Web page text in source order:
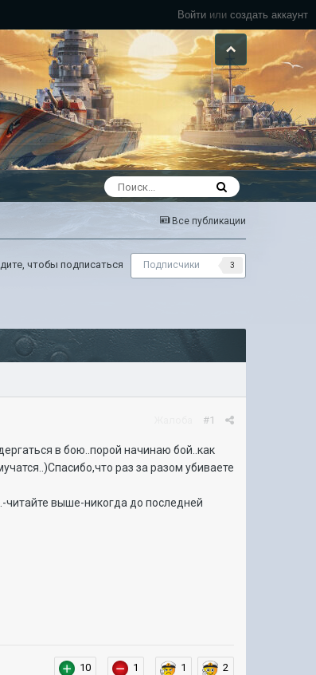
Войти или создать аккаунт
Все публикации
чтобы подписаться Подписчики 3
#1
в бою..порой начинаю бой..как
раз за разом убиваете
читайте выше-никогда до последней
10 1 1 2